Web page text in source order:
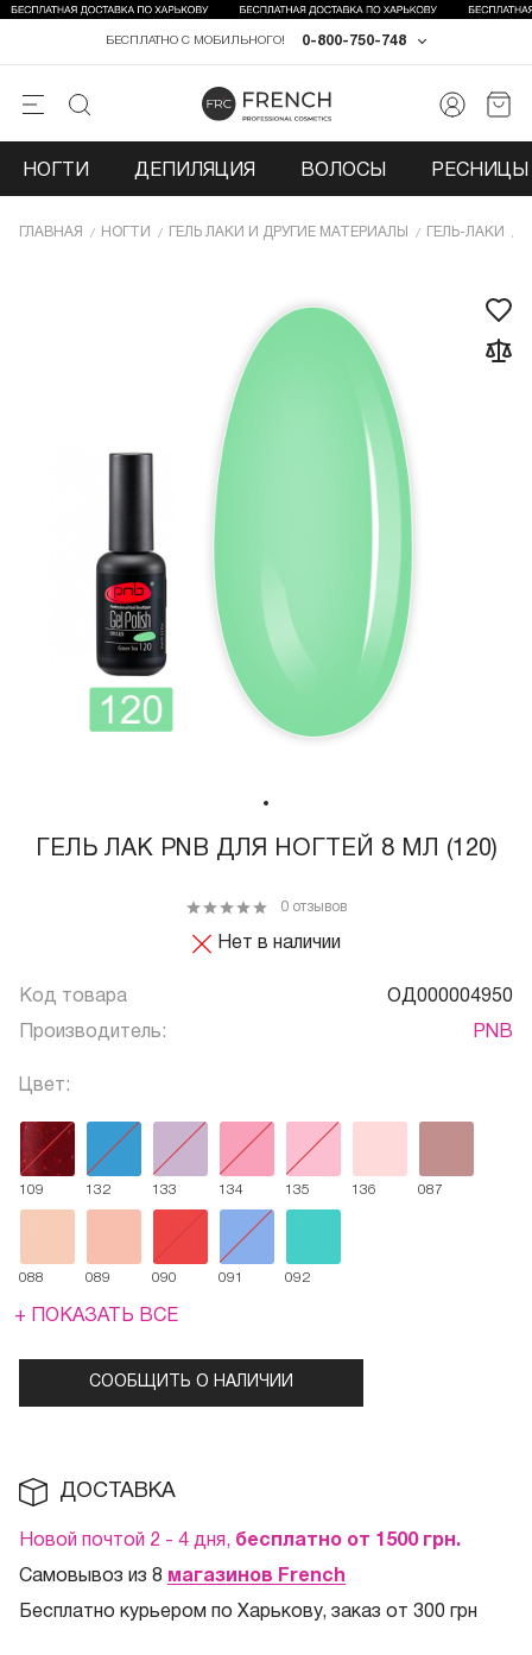
0-800-750-748
БЕСПЛАТНО С МОБИЛЬНОГО!
НОГТИ ДЕПИЛЯЦИЯ ВОЛОСЫ РЕСНИЦЫ
ГЛАВНАЯ НОГТИ ГЕЛЬ ЛАКИ И ДРУГИЕ МАТЕРИАЛЫ ГЕЛЬ-ЛАКИ
ГЕЛЬ ЛАК PNB ДЛЯ НОГТЕЙ 8 МЛ (120)
Нет в наличии
0 отзывов
Код товара ОД000004950
Производитель: PNB
Цвет:
109 132 133 134 135 136 087
088 089 090 091 092
+ ПОКАЗАТЬ ВСЕ
СООБЩИТЬ О НАЛИЧИИ
ДОСТАВКА
Новой почтой 2 - 4 дня, бесплатно от 1500 грн.
Самовывоз из 8 магазинов French
Бесплатно курьером по Харькову, заказ от 300 грн